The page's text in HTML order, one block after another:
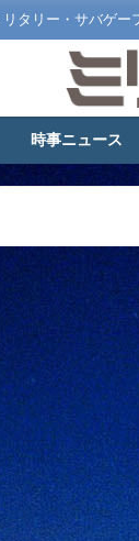
リタリー・サバゲー
時事ニュース